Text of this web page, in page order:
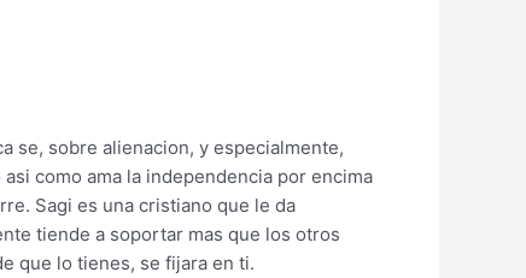
se, sobre alienacion, y especialmente,
como ama la independencia por encima
Sagi es una cristiano que le da
tiende a soportar mas que los otros
que lo tienes, se fijara en ti.